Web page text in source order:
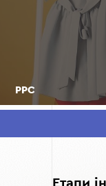
PPC
Етапи